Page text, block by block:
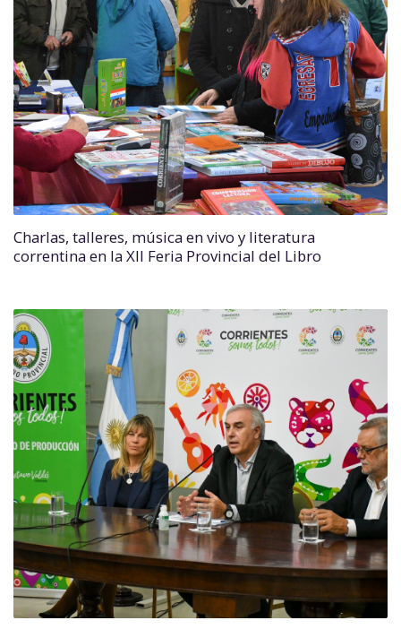
Charlas, talleres, música en vivo y literatura
correntina en la XII Feria Provincial del Libro